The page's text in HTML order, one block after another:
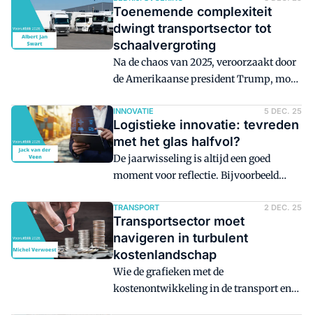
hitte-eilanden, vergroten wateropvang
en versterken vitale infrastructuur.
Maar veel klimaatstrategieën bevatten
een hardnekkige blinde vlek:
bedrijventerreinen.
Toenemende complexiteit
dwingt transportsector tot
schaalvergroting
Na de chaos van 2025, veroorzaakt door
de Amerikaanse president Trump, moet
transportsector kan profiteren van
aantrekkende internationale handel en
groeit naar verwachting 2 procent.
Tegelijkertijd dwingen wet- en
regelgeving en technologische
Het aantal fusies en overnames kan
daardoor weer toenemen.
INNOVATIE 5 DEC. 25
Logistieke innovatie: tevreden
met het glas halfvol?
De jaarwisseling is altijd een goed
moment voor reflectie. Bijvoorbeeld
logistiek en supply chain management
(LSCM) in Nederland? Best een lastige
vraag.
TRANSPORT 2 DEC. 25
Transportsector moet
navigeren in turbulent
kostenlandschap
Wie de grafieken met de
kostenontwikkeling in de transport en